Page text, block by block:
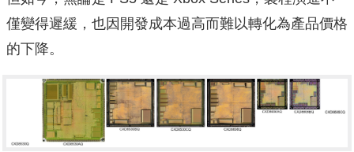
僅變得遲緩，也因開發成本過高而難以轉化為產品價格
的下降。